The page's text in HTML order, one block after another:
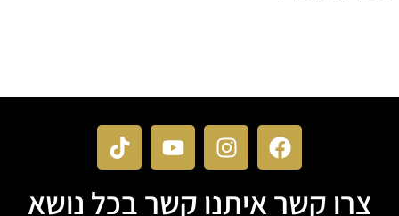
צרו קשר איתנו קשר בכל נושא